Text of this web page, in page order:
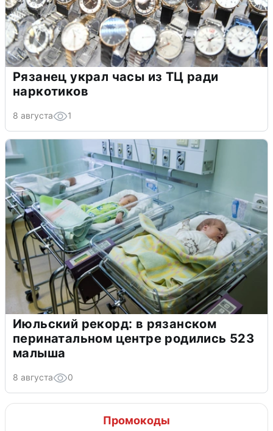
Рязанец украл часы из ТЦ ради
наркотиков
8 августа 1
Июльский рекорд: в рязанском
перинатальном центре родились 523
малыша
8 августа 0
Промокоды